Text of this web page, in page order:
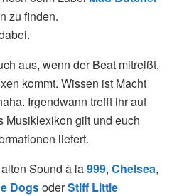
zu finden.
aus, wenn der Beat mitreißt,
kommt. Wissen ist Macht
Irgendwann trefft ihr auf
Musiklexikon gilt und euch
liefert.
Sound à la999, Chelsea,
DogsoderStiff Little